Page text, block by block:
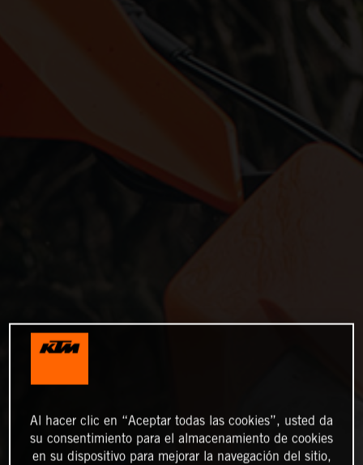
Al hacer clic en “Aceptar todas las cookies”, usted da
su consentimiento para el almacenamiento de cookies
en su dispositivo para mejorar la navegación del sitio,